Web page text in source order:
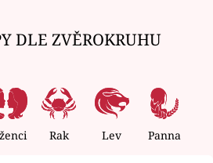
DLE ZVĚROKRUHU
Rak Lev Panna